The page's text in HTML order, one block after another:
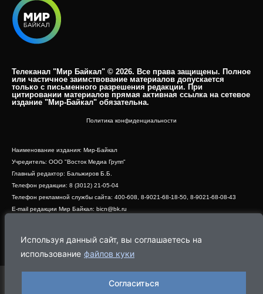
Используя данный сайт, вы соглашаетесь на
использование файлов куки
Согласиться
Телеканал "Мир Байкал" © 2026. Все права защищены. Полное
или частичное заимствование материалов допускается
только с письменного разрешения редакции. При
цитировании материалов прямая активная ссылка на сетевое
издание "Мир-Байкал" обязательна.​
Политика конфиденциальности
Наименование издания: Мир-Байкал
Учредитель: ООО "Восток Медиа Групп"
Главный редактор: Бальжиров Б.Б.
Телефон редакции: 8 (3012) 21-05-04
Телефон рекламной службы сайта: 400-608, 8-9021-68-18-50, 8-9021-68-08-43
E-mail редакции Мир Байкал: bicn@bk.ru
Адрес редакции: 670000, г. Улан-Удэ, ул. Профсоюзная, дом 44, офис 1